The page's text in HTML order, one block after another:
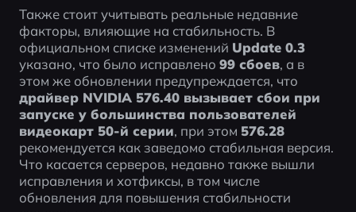
Также стоит учитывать реальные недавние
факторы, влияющие на стабильность. В
официальном списке изменений Update 0.3
указано, что было исправлено 99 сбоев, а в
драйвер NVIDIA 576.40 вызывает сбои при
запуске у большинства пользователей
видеокарт 50-й серии, при этом 576.28
рекомендуется как заведомо стабильная версия.
Что касается серверов, недавно также вышли
исправления и хотфиксы, в том числе
обновления для повышения стабильности